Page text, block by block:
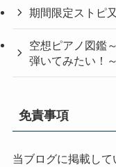
期間限定ストピ
空想ピアノ図鑑
弾いてみたい！～
免責事項
当ブログに掲載し